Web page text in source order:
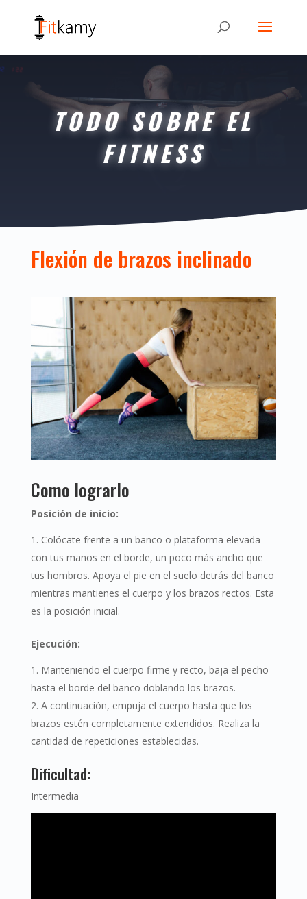
TODO SOBRE EL
FITNESS
Flexión de brazos inclinado
Como lograrlo
Posición de inicio:
Colócate frente a un banco o plataforma elevada
con tus manos en el borde, un poco más ancho que
tus hombros. Apoya el pie en el suelo detrás del banco
mientras mantienes el cuerpo y los brazos rectos. Esta
es la posición inicial.
Ejecución:
Manteniendo el cuerpo firme y recto, baja el pecho
hasta el borde del banco doblando los brazos.
A continuación, empuja el cuerpo hasta que los
brazos estén completamente extendidos. Realiza la
cantidad de repeticiones establecidas.
Dificultad:
Intermedia